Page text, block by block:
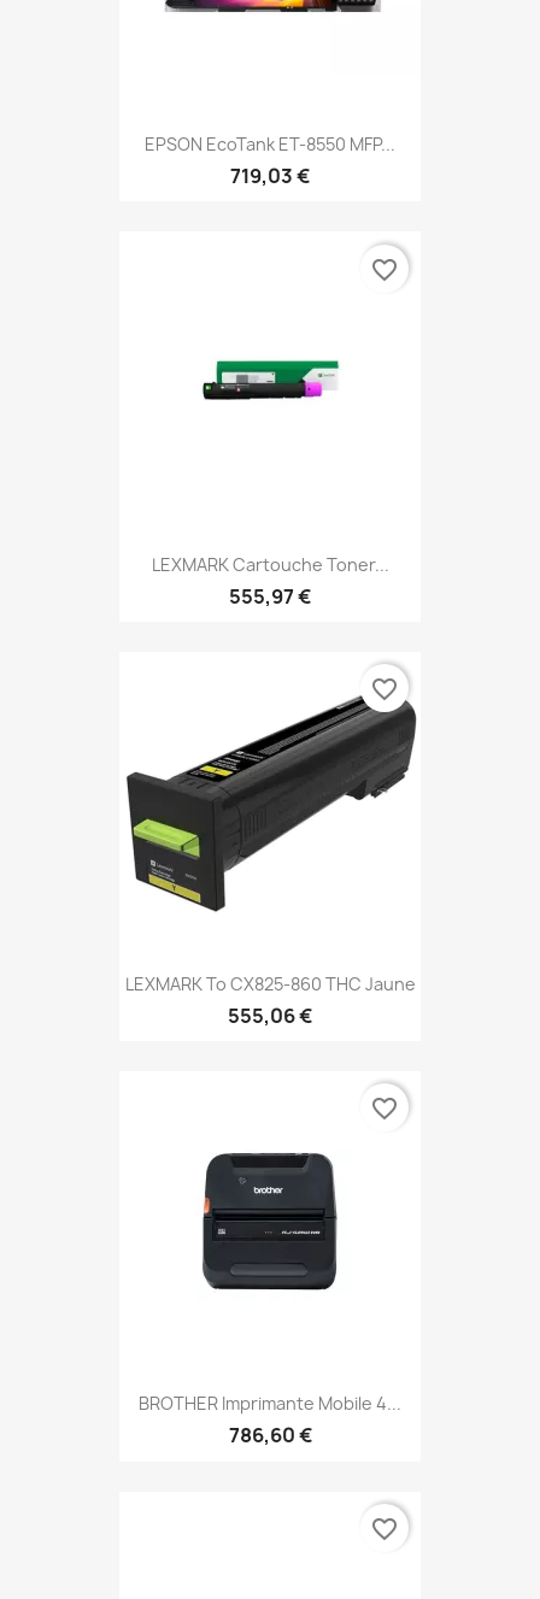
EPSON EcoTank ET-8550 MFP...
719,03 €
LEXMARK Cartouche Toner...
555,97 €
favorite_border
LEXMARK To CX825-860 THC Jaune
555,06 €
favorite_border
BROTHER Imprimante Mobile 4...
786,60 €
favorite_border
favorite_border